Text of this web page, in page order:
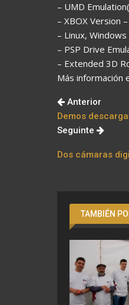
– UMD
– XBOX Version
– Linux,
– PSP Drive
– Extended 3D
Más información
Anterior
Demos
Seguinte
Dos cámaras
TAMBIÉN